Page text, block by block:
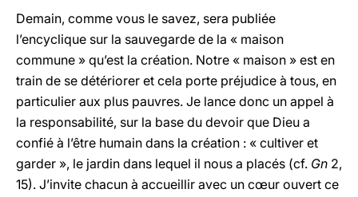
Demain, comme vous le savez, sera publiée
l’encyclique sur la sauvegarde de la « maison
commune » qu’est la création. Notre « maison » est en
train de se détériorer et cela porte préjudice à tous, en
particulier aux plus pauvres. Je lance donc un appel à
la responsabilité, sur la base du devoir que Dieu a
confié à l’être humain dans la création : « cultiver et
garder », le jardin dans lequel il nous a placés (cf. Gn 2,
15). J’invite chacun à accueillir avec un cœur ouvert ce